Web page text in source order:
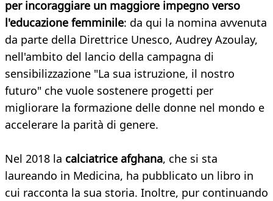
per incoraggiare un maggiore impegno verso
l'educazione femminile: da qui la nomina avvenuta
da parte della Direttrice Unesco, Audrey Azoulay,
nell'ambito del lancio della campagna di
sensibilizzazione "La sua istruzione, il nostro
futuro" che vuole sostenere progetti per
migliorare la formazione delle donne nel mondo e
accelerare la parità di genere.
Nel 2018 la calciatrice afghana, che si sta
laureando in Medicina, ha pubblicato un libro in
cui racconta la sua storia. Inoltre, pur continuando